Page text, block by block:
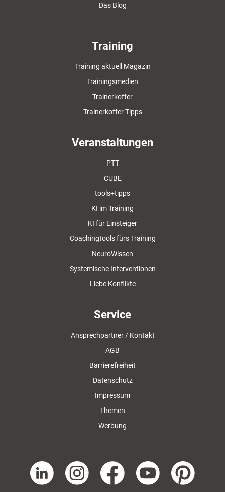
Das Blog
Training
Training aktuell Magazin
Trainingsmedien
Trainerkoffer
Trainerkoffer Tipps
Veranstaltungen
PTT
CUBE
tools+tipps
KI im Training
KI für Einsteiger
Coachingtools fürs Training
NeuroWissen
Systemische Interventionen
Liebe Konflikte
Service
Ansprechpartner / Kontakt
AGB
Barrierefreiheit
Datenschutz
Impressum
Themen
Werbung